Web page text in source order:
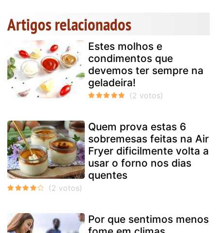
Artigos relacionados
Estes molhos e
condimentos que
devemos ter sempre na
geladeira!
Quem prova estas 6
sobremesas feitas na Air
Fryer dificilmente volta a
usar o forno nos dias
quentes
Por que sentimos menos